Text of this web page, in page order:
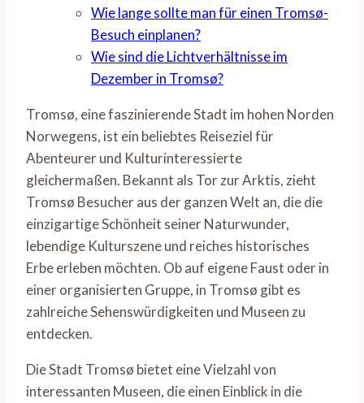
Wie lange sollte man für einen Tromsø-
Besuch einplanen?
Wie sind die Lichtverhältnisse im
Dezember in Tromsø?
Tromsø, eine faszinierende Stadt im hohen Norden
Norwegens, ist ein beliebtes Reiseziel für
Abenteurer und Kulturinteressierte
gleichermaßen. Bekannt als Tor zur Arktis, zieht
Tromsø Besucher aus der ganzen Welt an, die die
einzigartige Schönheit seiner Naturwunder,
lebendige Kulturszene und reiches historisches
Erbe erleben möchten. Ob auf eigene Faust oder in
einer organisierten Gruppe, in Tromsø gibt es
zahlreiche Sehenswürdigkeiten und Museen zu
entdecken.
Die Stadt Tromsø bietet eine Vielzahl von
interessanten Museen, die einen Einblick in die